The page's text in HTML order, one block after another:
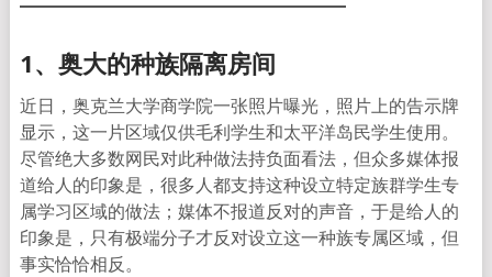
1、奥大的种族隔离房间
近日，奥克兰大学商学院一张照片曝光，照片上的告示牌
显示，这一片区域仅供毛利学生和太平洋岛民学生使用。
尽管绝大多数网民对此种做法持负面看法，但众多媒体报
道给人的印象是，很多人都支持这种设立特定族群学生专
属学习区域的做法；媒体不报道反对的声音，于是给人的
印象是，只有极端分子才反对设立这一种族专属区域，但
事实恰恰相反。